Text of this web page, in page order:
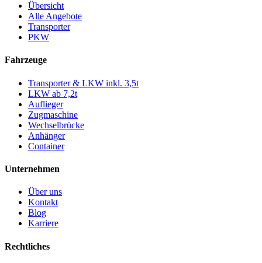
Übersicht
Alle Angebote
Transporter
PKW
Fahrzeuge
Transporter & LKW inkl. 3,5t
LKW ab 7,2t
Auflieger
Zugmaschine
Wechselbrücke
Anhänger
Container
Unternehmen
Über uns
Kontakt
Blog
Karriere
Rechtliches